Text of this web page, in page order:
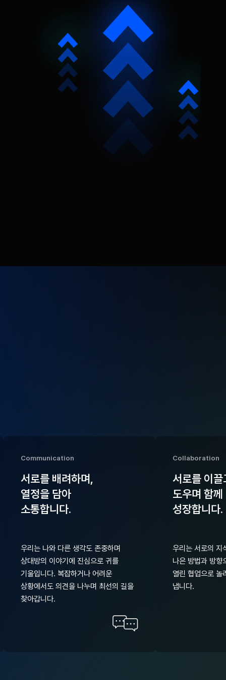
Communication
서로를 배려하며,
열정을 담아
소통합니다.
우리는 나와 다른 생각도 존중하며
상대방의 이야기에 진심으로 귀를
기울입니다. 복잡하거나 어려운
상황에서도 의견을 나누며 최선의 길을
찾아갑니다.
Collaboration
서로를 이끌
도우며 함께
성장합니다.
우리는 서로의 지
나은 방법과 방향
열린 협업으로 놀
냅니다.